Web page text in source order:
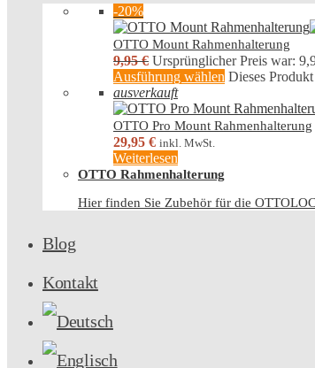
-20%
OTTO Mount Rahmenhalterung
9,95€ Ursprünglicher Preis war:
Ausführung wählen Dieses
ausverkauft
OTTO Pro Mount Rahmenhalterung
29,95 € inkl. MwSt.
Weiterlesen
OTTO Rahmenhalterung
Hier finden Sie Zubehör für die
Blog
Kontakt